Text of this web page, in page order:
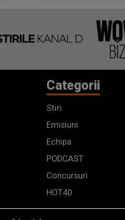
Categorii
Stiri
Emisiuni
Echipa
PODCAST
Concursuri
HOT40